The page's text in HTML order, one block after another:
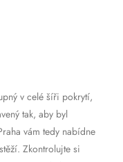
v celé šíři pokrytí,
tak, aby byl
vám tedy nabídne
Zkontrolujte si